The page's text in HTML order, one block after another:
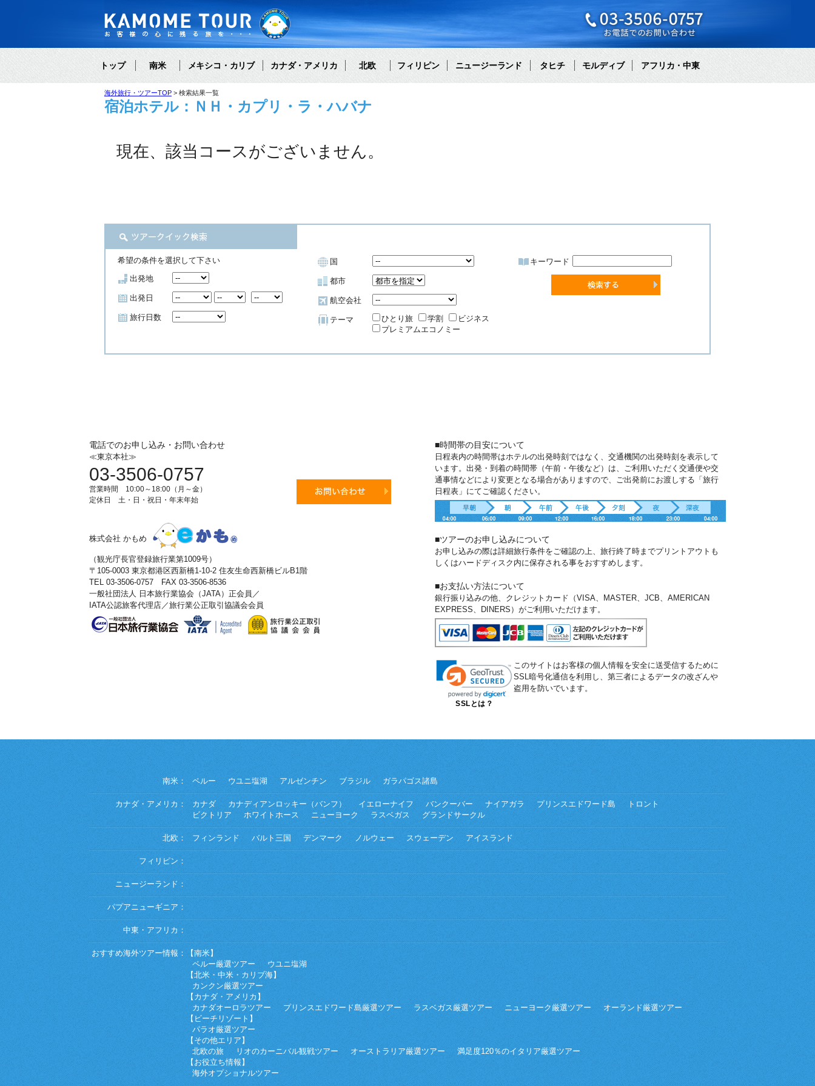
トップ 南米 メキシコ・カリブ カナダ・アメリカ 北欧 フィリピン ニュージーランド タヒチ モルディブ アフリカ・中東
海外旅行・ツアーTOP 検索結果一覧
宿泊ホテル：ＮＨ・カプリ・ラ・ハバナ
現在、該当コースがございません。
希望の条件を選択して下さい
出発地
出発日
旅行日数
国
都市
航空会社
テーマ ひとり旅 学割
ビジネス
プレミアムエコノミー
キーワード
電話でのお申し込み・お問い合わせ
≪東京本社≫
03-3506-0757
営業時間 10:00～18:00（月～金）
定休日 土・日・祝日・年末年始
株式会社 かもめ
（観光庁長官登録旅行業第1009号）
〒105-0003 東京都港区西新橋1-10-2 住友生命西新橋ビルB1階
TEL 03-3506-0757 FAX 03-3506-8536
一般社団法人 日本旅行業協会（JATA）正会員／
IATA公認旅客代理店／旅行業公正取引協議会会員
■時間帯の目安について
日程表内の時間帯はホテルの出発時刻ではなく、交通機関の出発時刻を表示して
います。出発・到着の時間帯（午前・午後など）は、ご利用いただく交通便や交
通事情などにより変更となる場合がありますので、ご出発前にお渡しする「旅行
日程表」にてご確認ください。
■ツアーのお申し込みについて
お申し込みの際は詳細旅行条件をご確認の上、旅行終了時までプリントアウトも
しくはハードディスク内に保存される事をおすすめします。
■お支払い方法について
銀行振り込みの他、クレジットカード（VISA、MASTER、JCB、AMERICAN
EXPRESS、DINERS）がご利用いただけます。
SSLとは？
このサイトはお客様の個人情報を安全に送受信するために
SSL暗号化通信を利用し、第三者によるデータの改ざんや
盗用を防いでいます。
南米： ペルー ウユニ塩湖 アルゼンチン ブラジル ガラパゴス諸島
カナダ・アメリカ： カナダ カナディアンロッキー（バンフ） イエローナイフ バンクーバー ナイアガラ プリンスエドワード島
トロント
ビクトリア
ホワイトホース ニューヨーク ラスベガス グランドサークル
北欧： フィンランド バルト三国 デンマーク ノルウェー スウェーデン アイスランド
フィリピン：
ニュージーランド：
パプアニューギニア：
中東・アフリカ：
おすすめ海外ツアー情報：
【南米】
ペルー厳選ツアー
ウユニ塩湖
【北米・中米・カリブ海】
カンクン厳選ツアー
【カナダ・アメリカ】
カナダオーロラツアー
プリンスエドワード島厳選ツアー ラスベガス厳選ツアー ニューヨーク厳選ツアー
オーランド厳選ツアー
【ビーチリゾート】
パラオ厳選ツアー
【その他エリア】
北欧の旅
リオのカーニバル観戦ツアー オーストラリア厳選ツアー
満足度120％のイタリア厳選ツアー
【お役立ち情報】
海外オプショナルツアー